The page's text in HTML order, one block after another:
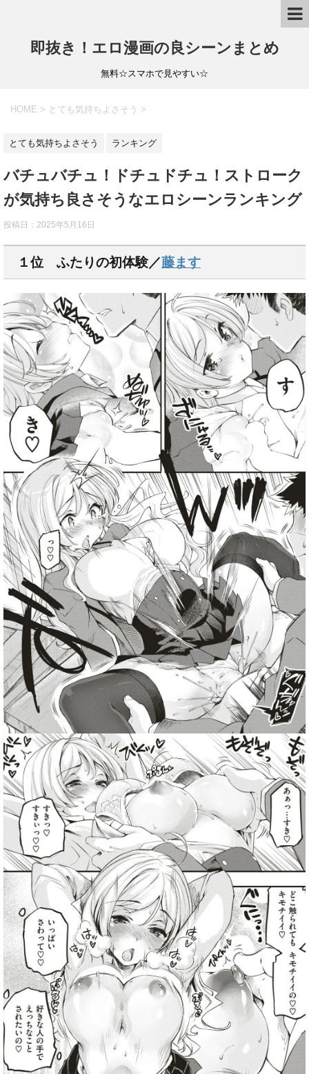
即抜き！エロ漫画の良シーンまとめ
無料☆スマホで見やすい☆
HOME > とても気持ちよさそう >
とても気持ちよさそう ランキング
バチュバチュ！ドチュドチュ！ストローク
が気持ち良さそうなエロシーンランキング
投稿日： 2025年5月16日
１位 ふたりの初体験／藤ます